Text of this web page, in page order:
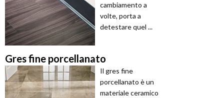
cambiamento a
volte, porta a
detestare quel ...
Gres fine porcellanato
Il gres fine
porcellanato è un
materiale ceramico